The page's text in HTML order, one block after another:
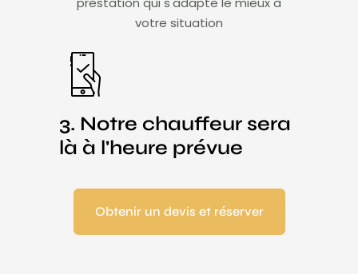
votre situation​
3. Notre chauffeur sera
là à l'heure prévue
Obtenir un devis et réserver